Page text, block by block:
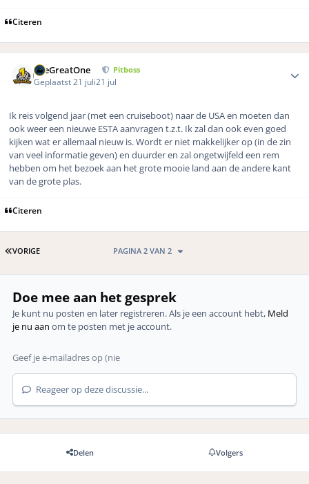
Citeren
TheGreatOne Pitboss
Geplaatst 21 juli21 jul
Ik reis volgend jaar (met een cruiseboot) naar de USA en moeten dan
ook weer een nieuwe ESTA aanvragen t.z.t. Ik zal dan ook even goed
kijken wat er allemaal nieuw is. Wordt er niet makkelijker op (in de zin
van veel informatie geven) en duurder en zal ongetwijfeld een rem
hebben om het bezoek aan het grote mooie land aan de andere kant
van de grote plas.
Citeren
EERSTE PAGINA
VORIGE PAGINA 2 VAN 2
Doe mee aan het gesprek
Je kunt nu posten en later registreren. Als je een account hebt, Meld
je nu aan om te posten met je account.
Reageer op deze discussie...
Delen Volgers